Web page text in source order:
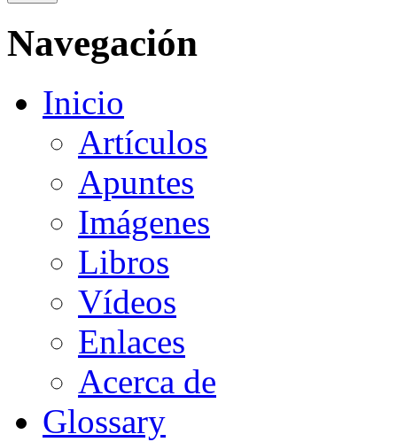
Navegación
Inicio
Artículos
Apuntes
Imágenes
Libros
Vídeos
Enlaces
Acerca de
Glossary